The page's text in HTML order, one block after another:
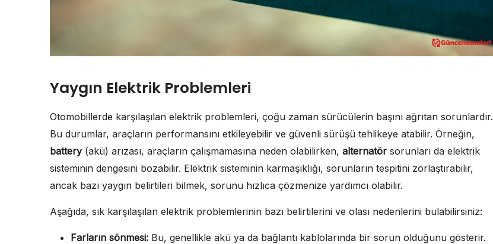
Yaygın Elektrik Problemleri
Otomobillerde karşılaşılan elektrik problemleri, çoğu zaman sürücülerin başını ağrıtan sorunlardır.
Bu durumlar, araçların performansını etkileyebilir ve güvenli sürüşü tehlikeye atabilir. Örneğin,
battery(akü) arızası, araçların çalışmamasına neden olabilirken, alternatör sorunları da elektrik
sisteminin dengesini bozabilir. Elektrik sisteminin karmaşıklığı, sorunların tespitini zorlaştırabilir,
ancak bazı yaygın belirtileri bilmek, sorunu hızlıca çözmenize yardımcı olabilir.
Aşağıda, sık karşılaşılan elektrik problemlerinin bazı belirtilerini ve olası nedenlerini bulabilirsiniz:
Farların sönmesi: Bu, genellikle akü ya da bağlantı kablolarında bir sorun olduğunu gösterir.